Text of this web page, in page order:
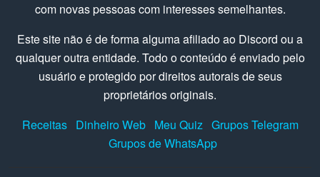
com novas pessoas com interesses semelhantes.
Este site não é de forma alguma afiliado ao Discord ou a
qualquer outra entidade. Todo o conteúdo é enviado pelo
usuário e protegido por direitos autorais de seus
proprietários originais.
Receitas Dinheiro Web Meu Quiz Grupos Telegram
Grupos de WhatsApp